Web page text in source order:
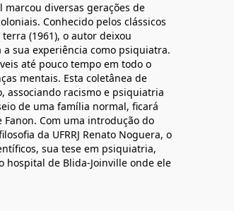
diversas gerações de
Conhecido pelos clássicos
(1961), o autor deixou
sua experiência como psiquiatra.
até pouco tempo em todo o
mentais. Esta coletânea de
racismo e psiquiatria
de uma família normal, ficará
Com uma introdução do
da UFRRJ Renato Noguera, o
sua tese em psiquiatria,
de Blida-Joinville onde ele